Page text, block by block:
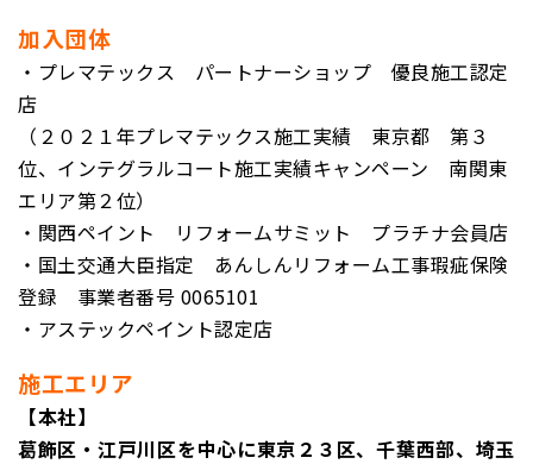
加入団体
・プレマテックス パートナーショップ 優良施工認定
店
（２０２１年プレマテックス施工実績 東京都 第３
位、インテグラルコート施工実績キャンペーン 南関東
エリア第２位）
・関西ペイント リフォームサミット プラチナ会員店
・国土交通大臣指定 あんしんリフォーム工事瑕疵保険
登録 事業者番号 0065101
・アステックペイント認定店
施工エリア
【本社】
葛飾区・江戸川区を中心に東京２３区、千葉西部、埼玉